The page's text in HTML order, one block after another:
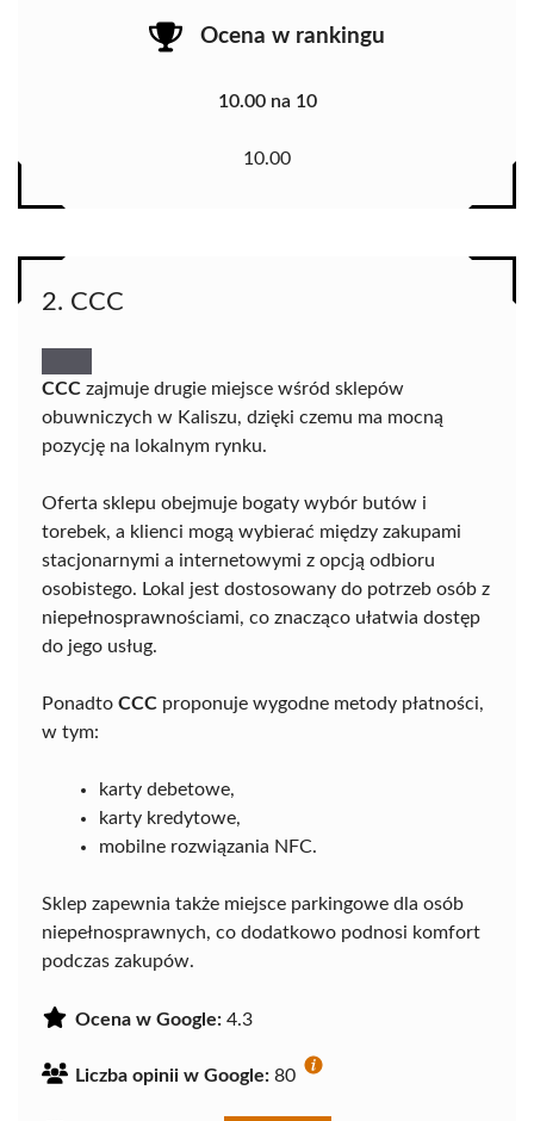
Ocena w rankingu
10.00 na 10
10.00
2. CCC
CCC zajmuje drugie miejsce wśród sklepów
obuwniczych w Kaliszu, dzięki czemu ma mocną
pozycję na lokalnym rynku.
Oferta sklepu obejmuje bogaty wybór butów i
torebek, a klienci mogą wybierać między zakupami
stacjonarnymi a internetowymi z opcją odbioru
osobistego. Lokal jest dostosowany do potrzeb osób z
niepełnosprawnościami, co znacząco ułatwia dostęp
do jego usług.
Ponadto CCC proponuje wygodne metody płatności,
w tym:
karty debetowe,
karty kredytowe,
mobilne rozwiązania NFC.
Sklep zapewnia także miejsce parkingowe dla osób
niepełnosprawnych, co dodatkowo podnosi komfort
podczas zakupów.
Ocena w Google: 4.3
Liczba opinii w Google: 80